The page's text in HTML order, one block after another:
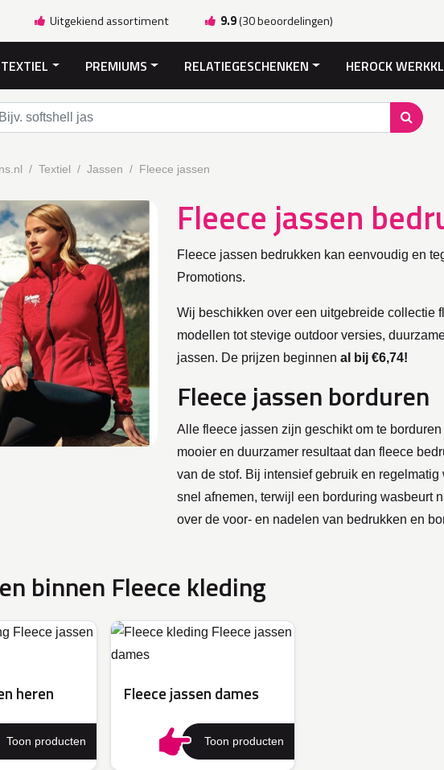
Uitgekiend assortiment 9.9(30 beoordelingen)
TEXTIEL PREMIUMS RELATIEGESCHENKEN HEROCK
Textiel Jassen Fleece jassen
Fleece jassen
Fleece jassen bedrukken kan eenvoudig en
Promotions.
Wij beschikken over een uitgebreide collectie
modellen tot stevige outdoor versies,
jassen. De prijzen beginnen al bij €6,74!
Fleece jassen borduren
Alle fleece jassen zijn geschikt om te
mooier en duurzamer resultaat dan fleece
van de stof. Bij intensief gebruik en
snel afnemen, terwijl een borduring wasbeurt
over de voor- en nadelen van bedrukken en
binnen Fleece kleding
heren
Toon producten
Fleece jassen dames
Toon producten